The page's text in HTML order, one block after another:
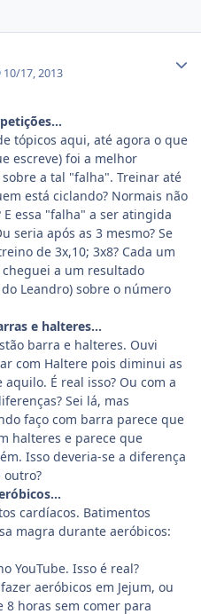
10/17, 2013
tópicos aqui, até agora o que
escreve) foi a melhor
a tal "falha". Treinar até
está ciclando? Normais não
essa "falha" a ser atingida
seria após as 3 mesmo? Se
de 3x,10; 3x8? Cada um
a um resultado
Leandro) sobre o número
e halteres...
barra e halteres. Ouvi
com Haltere pois diminui as
É real isso? Ou com a
Sei lá, mas
faço com barra parece que
halteres e parece que
Isso deveria-se a diferença
outro?
cardíacos. Batimentos
magra durante aeróbicos:
YouTube. Isso é real?
aeróbicos em Jejum, ou
8 horas sem comer para